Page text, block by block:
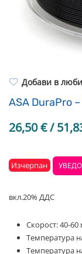
Други
Легло за 3D
Добави в
ASA DuraPro
26,50€/
Изчерпан
вкл.20% ДДС
Скорост: 40-60
Температура
Температура